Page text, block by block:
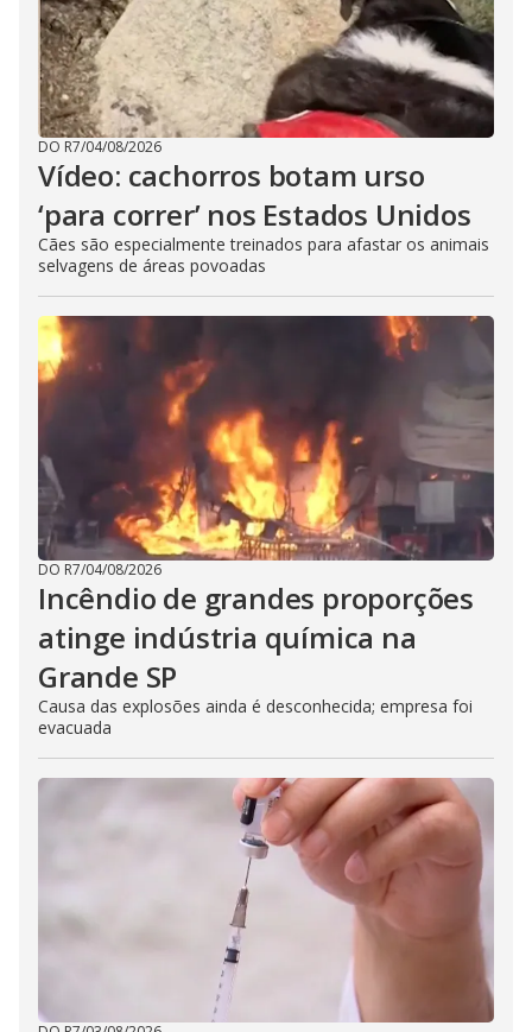
DO R7/04/08/2026
Vídeo: cachorros botam urso
‘para correr’ nos Estados Unidos
Cães são especialmente treinados para afastar os animais
selvagens de áreas povoadas
DO R7/04/08/2026
Incêndio de grandes proporções
atinge indústria química na
Grande SP
Causa das explosões ainda é desconhecida; empresa foi
evacuada